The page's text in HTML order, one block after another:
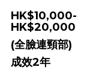
HK$10,000-
HK$20,000
(全臉連頸部)
成效2年